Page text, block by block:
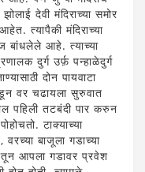
देवी मंदिराच्या समोर
त्यापैकी मंदिराच्या
बांधलेले आहे. त्याच्या
दुर्ग उर्फ़ पन्हाळेदुर्ग
दोन पायवाटा
वर चढायला सुरुवात
पहिली तटबंदी पार करुन
टाक्याच्या
बाजूला गडाच्या
आपला गडावर प्रवेश